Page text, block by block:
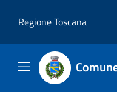
Regione Toscana